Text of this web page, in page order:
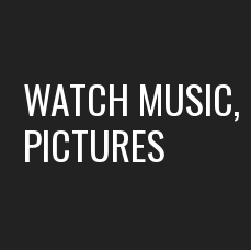
WATCH
PICTURES